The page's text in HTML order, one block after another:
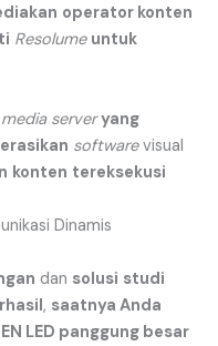
operator konten
Resolume untuk
media server yang
softwarevisual
konten tereksekusi
Dinamis
dan solusi studi
, saatnya Anda
LED panggung besar